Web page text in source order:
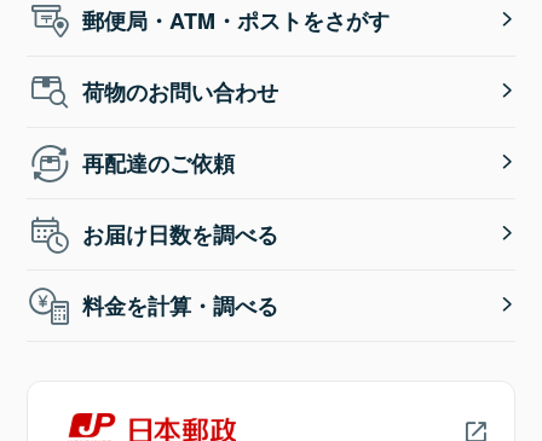
郵便局・ATM・ポストをさがす
荷物のお問い合わせ
再配達のご依頼
お届け日数を調べる
料金を計算・調べる